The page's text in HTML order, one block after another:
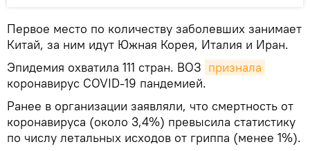
Первое место по количеству заболевших занимает
Китай, за ним идут Южная Корея, Италия и Иран.
Эпидемия охватила 111 стран. ВОЗ признала
коронавирус COVID-19 пандемией.
Ранее в организации заявляли, что смертность от
коронавируса (около 3,4%) превысила статистику
по числу летальных исходов от гриппа (менее 1%).